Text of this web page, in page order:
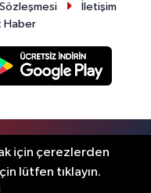
İletişim
Haber
için çerezlerden
lütfen tıklayın.